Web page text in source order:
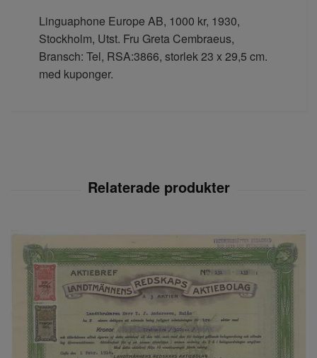
Linguaphone Europe AB, 1000 kr, 1930,
Stockholm, Utst. Fru Greta Cembraeus,
Bransch: Tel, RSA:3866, storlek 23 x 29,5 cm.
med kuponger.